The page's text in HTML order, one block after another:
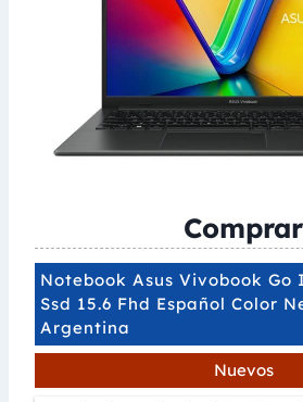
Comprar
Notebook Asus Vivobook Go
Ssd 15.6 Fhd Español Color
Argentina
Nuevos